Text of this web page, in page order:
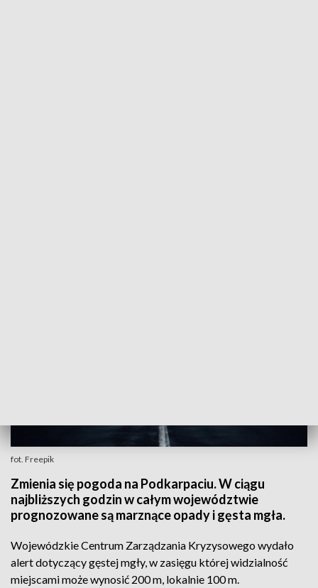
fot. Freepik
Zmienia się pogoda na Podkarpaciu. W ciągu
najbliższych godzin w całym województwie
prognozowane są marznące opady i gęsta mgła.
Wojewódzkie Centrum Zarządzania Kryzysowego wydało
alert dotyczący gęstej mgły, w zasięgu której widzialność
miejscami może wynosić 200 m, lokalnie 100 m.